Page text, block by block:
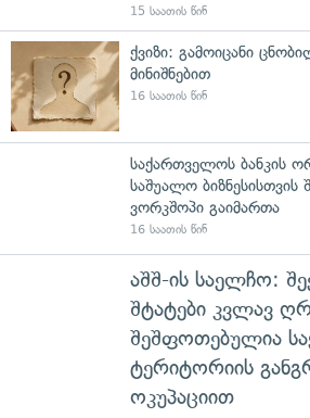
15 საათის წინ
ქვიზი: გამოიცანი
მინიშნებით
16 საათის წინ
საქართველოს ბანკის
საშუალო
ვორკშოპი გაიმართა
16 საათის წინ
აშშ-ის საელჩო:
შტატები კვლავ
შეშფოთებულია
ტერიტორიის
ოკუპაციით